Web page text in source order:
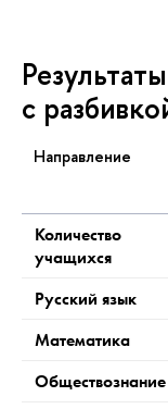
с
Направление
Количество
учащихся
Русский язык
Математика
Обществознание